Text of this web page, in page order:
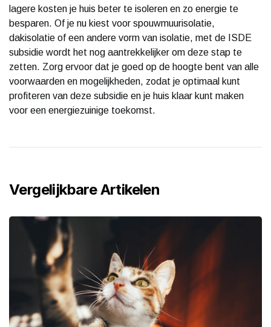
lagere kosten je huis beter te isoleren en zo energie te
besparen. Of je nu kiest voor spouwmuurisolatie,
dakisolatie of een andere vorm van isolatie, met de ISDE
subsidie wordt het nog aantrekkelijker om deze stap te
zetten. Zorg ervoor dat je goed op de hoogte bent van alle
voorwaarden en mogelijkheden, zodat je optimaal kunt
profiteren van deze subsidie en je huis klaar kunt maken
voor een energiezuinige toekomst.
Vergelijkbare Artikelen